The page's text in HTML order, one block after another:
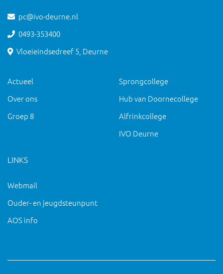
pc@ivo-deurne.nl
0493-353400
Vloeieindsedreef 5, Deurne
Actueel
Over ons
Groep 8
Sprongcollege
Hub van Doornecollege
Alfrinkcollege
IVO Deurne
LINKS
Webmail
Ouder- en jeugdsteunpunt
AOS info